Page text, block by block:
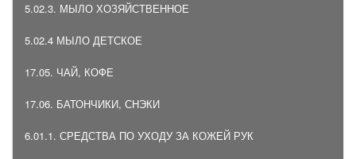
5.02.3. МЫЛО ХОЗЯЙСТВЕННОЕ
5.02.4 МЫЛО ДЕТСКОЕ
17.05. ЧАЙ, КОФЕ
17.06. БАТОНЧИКИ, СНЭКИ
6.01.1. СРЕДСТВА ПО УХОДУ ЗА КОЖЕЙ РУК